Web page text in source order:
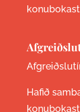
Hafið